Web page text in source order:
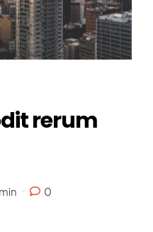
rerum
0